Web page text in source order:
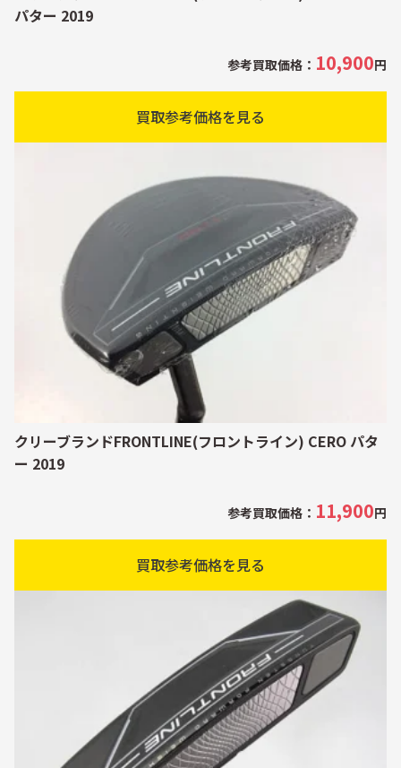
パター 2019
参考買取価格： 10,900円
買取参考価格を見る
クリーブランドFRONTLINE(フロントライン) CERO パタ
ー 2019
参考買取価格： 11,900円
買取参考価格を見る